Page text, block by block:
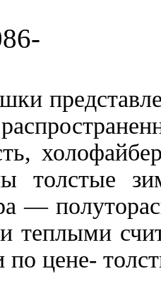
толстые
—
теплыми
цене-